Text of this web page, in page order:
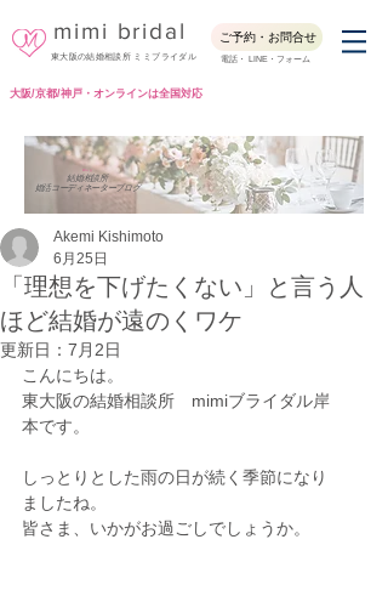
東大阪の結婚相談所 ミミブライダル
mimi bridal ご予約・お問合せ
電話・ LINE・フォーム
大阪/京都/神戸・オンラインは全国対応
結婚相談所
婚活コーディネーターブログ
Blog
「理想を下げたくない」と言う人
ほど結婚が遠のくワケ
Akemi Kishimoto
6月25日
更新日： 7月2日
こんにちは。
東大阪の結婚相談所　mimiブライダル岸
本です。
しっとりとした雨の日が続く季節になり
ましたね。
皆さま、いかがお過ごしでしょうか。